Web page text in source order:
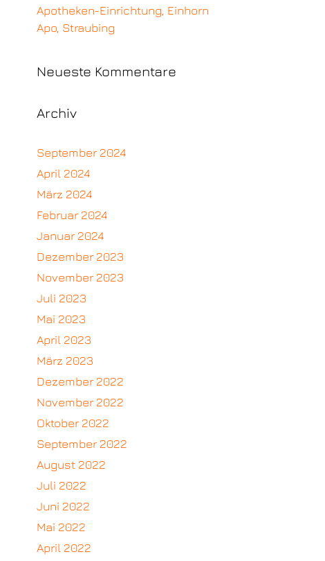
Apotheken-Einrichtung, Einhorn
Apo, Straubing
Neueste Kommentare
Archiv
September 2024
April 2024
März 2024
Februar 2024
Januar 2024
Dezember 2023
November 2023
Juli 2023
Mai 2023
April 2023
März 2023
Dezember 2022
November 2022
Oktober 2022
September 2022
August 2022
Juli 2022
Juni 2022
Mai 2022
April 2022